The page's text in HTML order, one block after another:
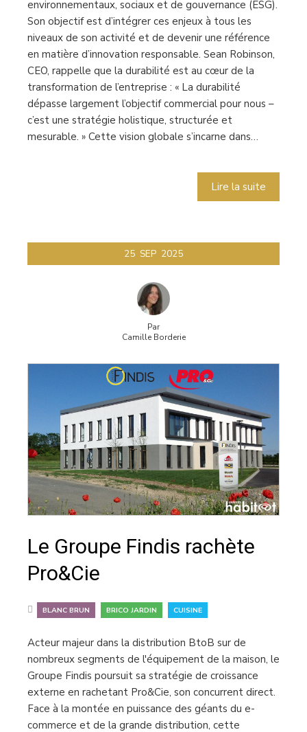
environnementaux, sociaux et de gouvernance (ESG).
Son objectif est d’intégrer ces enjeux à tous les
niveaux de son activité et de devenir une référence
en matière d’innovation responsable. Sean Robinson,
CEO, rappelle que la durabilité est au cœur de la
transformation de l’entreprise : « La durabilité
dépasse largement l’objectif commercial pour nous –
c’est une stratégie holistique, structurée et
mesurable. » Cette vision globale s’incarne dans…
Lire la suite
25 SEP 2025
Par
Camille Borderie
Le Groupe Findis rachète
Pro&Cie
BLANC BRUN BRICO JARDIN CUISINE
Acteur majeur dans la distribution BtoB sur de
nombreux segments de l'équipement de la maison, le
Groupe Findis poursuit sa stratégie de croissance
externe en rachetant Pro&Cie, son concurrent direct.
Face à la montée en puissance des géants du e-
commerce et de la grande distribution, cette